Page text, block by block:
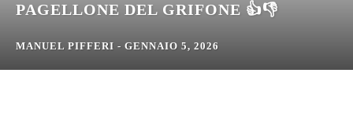
PAGELLONE DEL GRIFONE 👍👎
MANUEL PIFFERI - GENNAIO 5, 2026